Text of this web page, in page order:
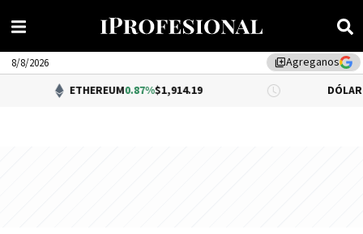
library_addAgreganos
8/8/2026
ETHEREUM0.87%$1,914.19 DÓLAR BNA 0.34%